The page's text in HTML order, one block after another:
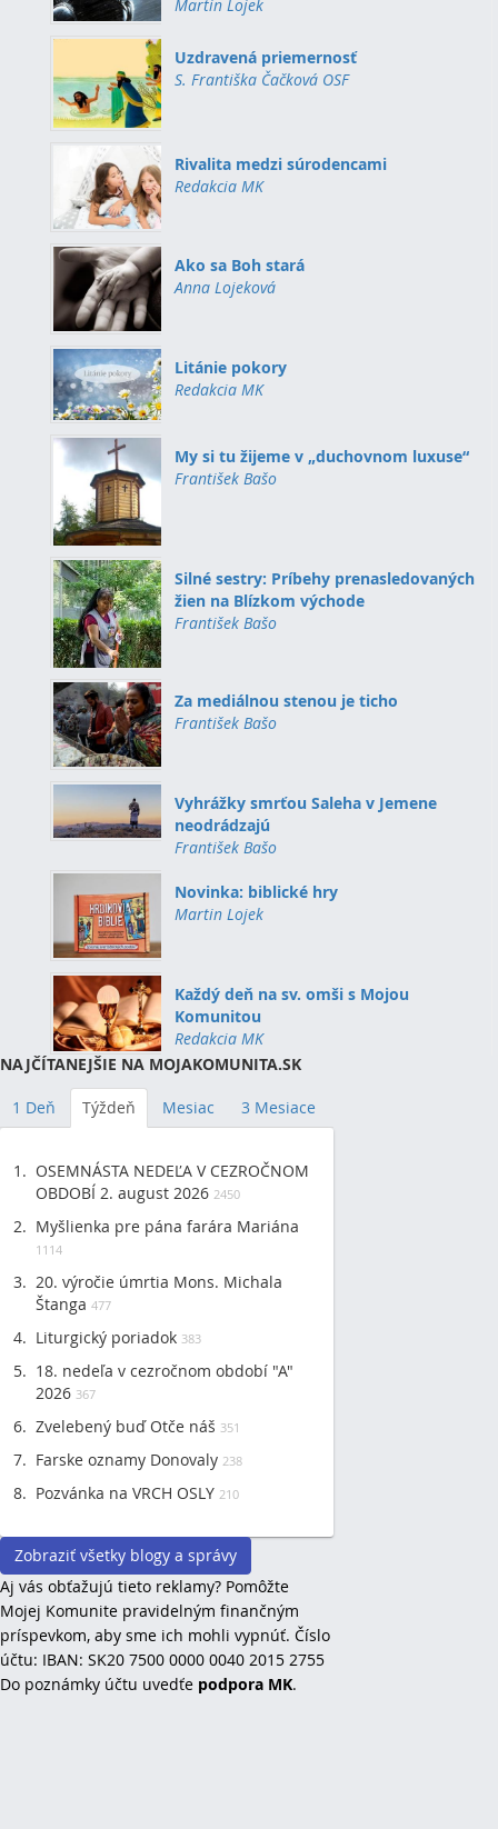
Martin Lojek
Uzdravená priemernosť
S. Františka Čačková OSF
Rivalita medzi súrodencami
Redakcia MK
Ako sa Boh stará
Anna Lojeková
Litánie pokory
Redakcia MK
My si tu žijeme v „duchovnom luxuse“
František Bašo
Silné sestry: Príbehy prenasledovaných
žien na Blízkom východe
František Bašo
Za mediálnou stenou je ticho
František Bašo
Vyhrážky smrťou Saleha v Jemene
neodrádzajú
František Bašo
Novinka: biblické hry
Martin Lojek
Každý deň na sv. omši s Mojou
Komunitou
Redakcia MK
NAJČÍTANEJŠIE NA MOJAKOMUNITA.SK
1 Deň Týždeň Mesiac 3 Mesiace
OSEMNÁSTA NEDEĽA V CEZROČNOM
OBDOBÍ 2. august 2026 2450
Myšlienka pre pána farára Mariána
1114
20. výročie úmrtia Mons. Michala
Štanga 477
Liturgický poriadok 383
18. nedeľa v cezročnom období "A"
2026 367
Zvelebený buď Otče náš 351
Farske oznamy Donovaly 238
Pozvánka na VRCH OSLY 210
Zobraziť všetky blogy a správy
Aj vás obťažujú tieto reklamy? Pomôžte
Mojej Komunite pravidelným finančným
príspevkom, aby sme ich mohli vypnúť. Číslo
účtu: IBAN: SK20 7500 0000 0040 2015 2755
Do poznámky účtu uvedťe podpora MK.